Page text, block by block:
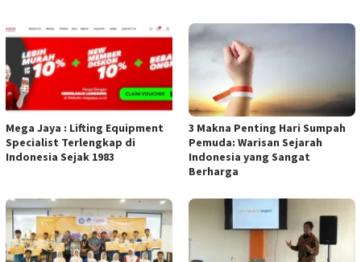
Mega Jaya : Lifting Equipment
Specialist Terlengkap di
Indonesia Sejak 1983
3 Makna Penting Hari Sumpah
Pemuda: Warisan Sejarah
Indonesia yang Sangat
Berharga